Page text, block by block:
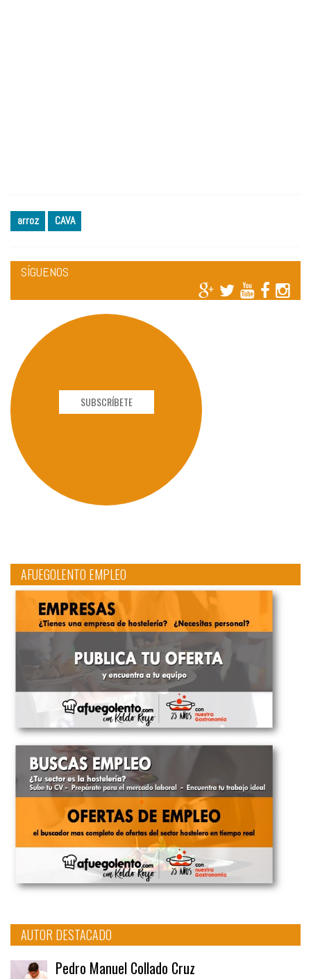
arroz CAVA
SÍGUENOS
SUBSCRÍBETE
AFUEGOLENTO EMPLEO
AUTOR DESTACADO
Pedro Manuel Collado Cruz